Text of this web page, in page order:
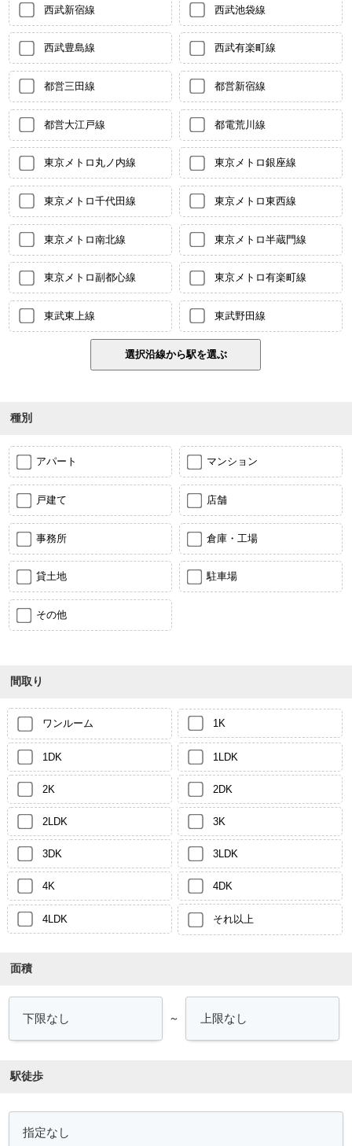
西武新宿線 西武池袋線
西武豊島線 西武有楽町線
都営三田線 都営新宿線
都営大江戸線 都電荒川線
東京メトロ丸ノ内線 東京メトロ銀座線
東京メトロ千代田線 東京メトロ東西線
東京メトロ南北線 東京メトロ半蔵門線
東京メトロ副都心線 東京メトロ有楽町線
東武東上線 東武野田線
種別
アパート マンション
戸建て 店舗
事務所 倉庫・工場
貸土地 駐車場
その他
間取り
ワンルーム 1K
1DK 1LDK
2K 2DK
2LDK 3K
3DK 3LDK
4K 4DK
4LDK それ以上
面積
～
駅徒歩